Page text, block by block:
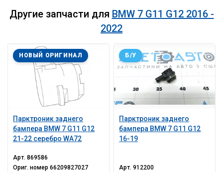
Другие запчасти для BMW 7 G11 G12 2016 -
2022
Парктроник заднего
бампера BMW 7 G11 G12
21-22 серебро WA72
НОВЫЙ ОРИГИНАЛ
Арт.869586
Ориг. номер66209827027
Парктроник заднего
бампера BMW 7 G11 G12
16-19
Б/У
Арт.912200